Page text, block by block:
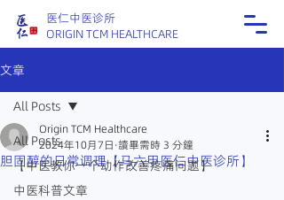
医仁中医诊所
ORIGIN TCM HEALTHCARE
文章
All Posts
【中医教你一个动作改善疼痛问题】
中医科普文章
All Posts
胆固醇的日常调理【马六甲医仁中医诊所】
Origin TCM Healthcare
2024年10月7日 讀畢需時 3 分鐘